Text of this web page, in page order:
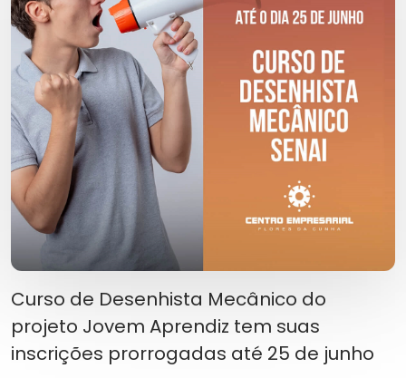
Curso de Desenhista Mecânico do
projeto Jovem Aprendiz tem suas
inscrições prorrogadas até 25 de junho